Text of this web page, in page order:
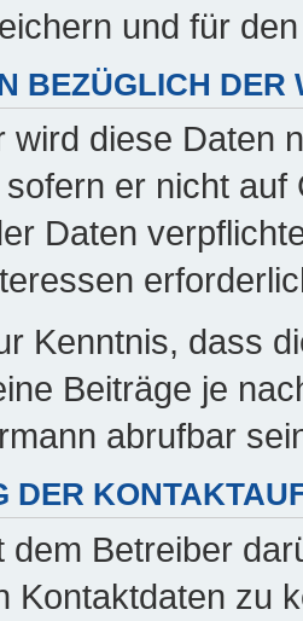
und für
BEZÜGLICH DER
wird diese Daten
er nicht
Daten
Kenntnis, dass
Beiträge je
abrufbar
DER
dem Betreiber
Kontaktdaten zu